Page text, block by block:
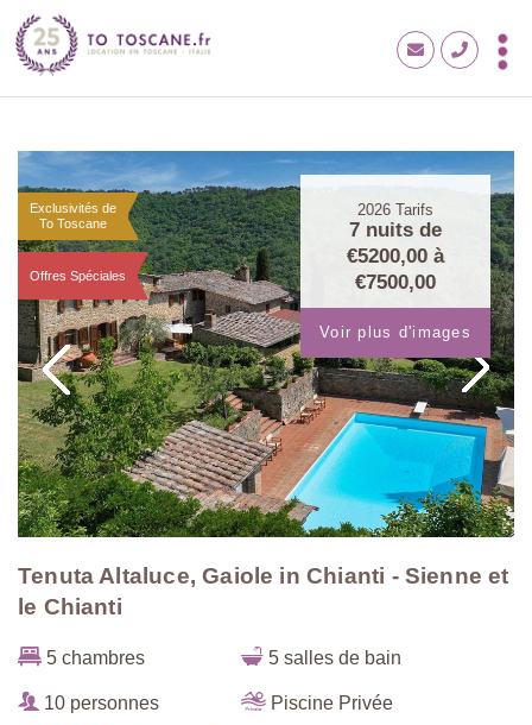
Exclusivités de
To Toscane
Offres Spéciales
2026 Tarifs
7 nuits de
€5200,00 à
€7500,00
Voir plus d'images
Tenuta Altaluce, Gaiole in Chianti - Sienne et
le Chianti
5 chambres 5 salles de bain
10 personnes Piscine Privée